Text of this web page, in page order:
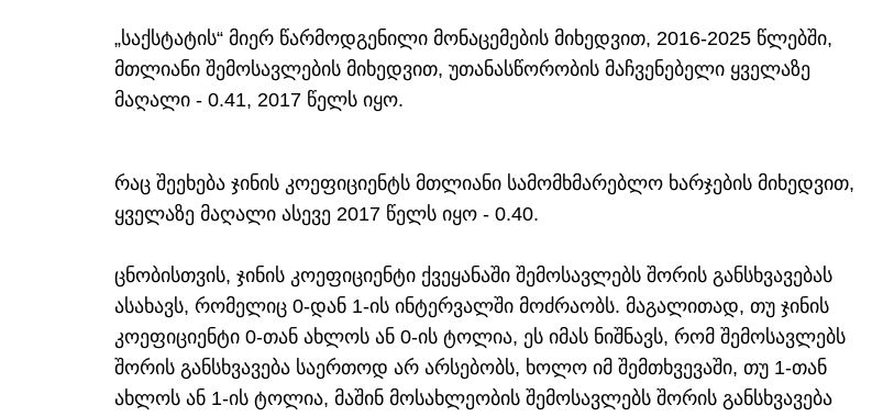
„საქსტატის“ მიერ წარმოდგენილი მონაცემების მიხედვით, 2016-2025 წლებში,
მთლიანი შემოსავლების მიხედვით, უთანასწორობის მაჩვენებელი ყველაზე
მაღალი - 0.41, 2017 წელს იყო.
რაც შეეხება ჯინის კოეფიციენტს მთლიანი სამომხმარებლო ხარჯების მიხედვით,
ყველაზე მაღალი ასევე 2017 წელს იყო - 0.40.
ცნობისთვის, ჯინის კოეფიციენტი ქვეყანაში შემოსავლებს შორის განსხვავებას
ასახავს, რომელიც 0-დან 1-ის ინტერვალში მოძრაობს. მაგალითად, თუ ჯინის
კოეფიციენტი 0-თან ახლოს ან 0-ის ტოლია, ეს იმას ნიშნავს, რომ შემოსავლებს
შორის განსხვავება საერთოდ არ არსებობს, ხოლო იმ შემთხვევაში, თუ 1-თან
ახლოს ან 1-ის ტოლია, მაშინ მოსახლეობის შემოსავლებს შორის განსხვავება